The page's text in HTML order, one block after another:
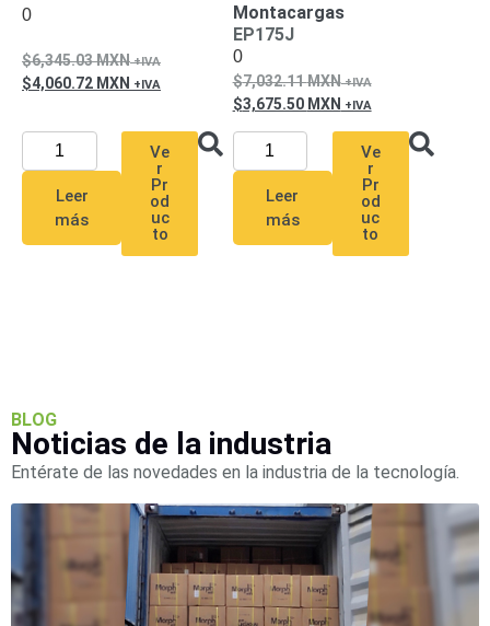
/
Almacenamiento
AccesoriosAlmacenamiento
eSATADiscos
Duros
Mecánicos
Memorias
de Estado
Sólido
Software
VMS y
Analíticas
EPCOM
Cloud
HIKVISIONHoneywellWisenet
0
6,345.03MXN
4,060.72 MXN
Leer
más
Ve
r
Pr
od
uc
to
Montacargas
EP175J
0
7,032.11MXN
3,675.50 MXN
Leer
más
Ve
r
Pr
od
uc
to
BLOG
Noticias de la industria
Entérate de las novedades en la industria de la tecnología.